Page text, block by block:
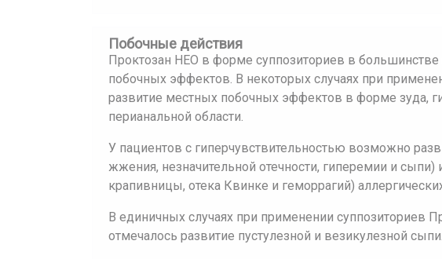
Побочные действия
Проктозан НЕО в форме суппозиториев в
побочных эффектов. В некоторых случаях при
развитие местных побочных эффектов в форме зуда,
перианальной области.
У пациентов с гиперчувствительностью возможно
жжения, незначительной отечности, гиперемии и
крапивницы, отека Квинке и геморрагий)
В единичных случаях при применении суппозиториев
отмечалось развитие пустулезной и везикулезной сыпи.